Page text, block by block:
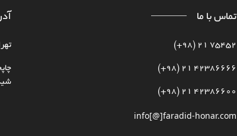
تماس با ما
75452 21 (98+)
42386666 21 (98+)
42386600 21 (98+)
info[@]faradid-honar.com